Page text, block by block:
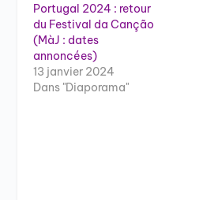
Portugal 2024 : retour
du Festival da Canção
(MàJ : dates
annoncées)
13 janvier 2024
Dans "Diaporama"